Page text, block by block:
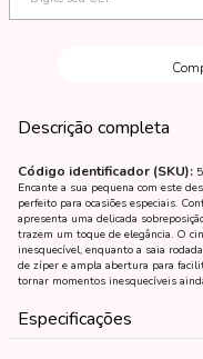
Descrição completa
Código identificador (SKU):
Encante a sua pequena com este
perfeito para ocasiões especiais.
apresenta uma delicada
trazem um toque de elegância. O
inesquecível, enquanto a saia
de zíper e ampla abertura para
tornar momentos inesquecíveis
Especificações